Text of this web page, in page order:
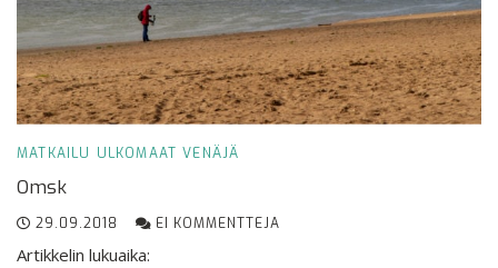
MATKAILU ULKOMAAT VENÄJÄ
Omsk
29.09.2018 EI KOMMENTTEJA
Artikkelin lukuaika: